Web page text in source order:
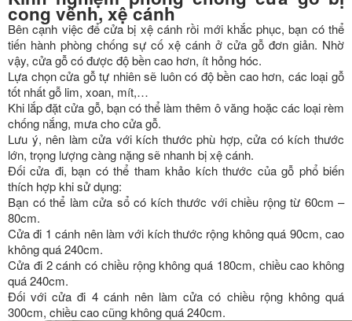
cong vênh, xệ cánh
Bên cạnh việc để cửa bị xệ cánh rồi mới khắc phục, bạn có thể
tiến hành phòng chống sự cố xệ cánh ở cửa gỗ đơn giản. Nhờ
vậy, cửa gỗ có được độ bền cao hơn, ít hỏng hóc.
Lựa chọn cửa gỗ tự nhiên sẽ luôn có độ bền cao hơn, các loại gỗ
tốt nhất gỗ lim, xoan, mít,…
Khi lắp đặt cửa gỗ, bạn có thể làm thêm ô văng hoặc các loại rèm
chống nắng, mưa cho cửa gỗ.
Lưu ý, nên làm cửa với kích thước phù hợp, cửa có kích thước
lớn, trọng lượng càng nặng sẽ nhanh bị xệ cánh.
Đối cửa đi, bạn có thể tham khảo kích thước của gỗ phổ biến
thích hợp khi sử dụng:
Bạn có thể làm cửa sổ có kích thước với chiều rộng từ 60cm –
80cm.
Cửa đi 1 cánh nên làm với kích thước rộng không quá 90cm, cao
không quá 240cm.
Cửa đi 2 cánh có chiều rộng không quá 180cm, chiều cao không
quá 240cm.
Đối với cửa đi 4 cánh nên làm cửa có chiều rộng không quá
300cm, chiều cao cũng không quá 240cm.